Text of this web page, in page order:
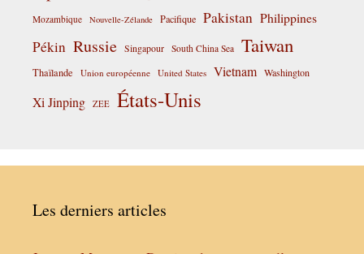
Mozambique Nouvelle-Zélande Pacifique Pakistan Philippines
Pékin Russie Singapour South China Sea Taiwan
Thaïlande Union européenne United States Vietnam Washington
Xi Jinping ZEE États-Unis
Les derniers articles